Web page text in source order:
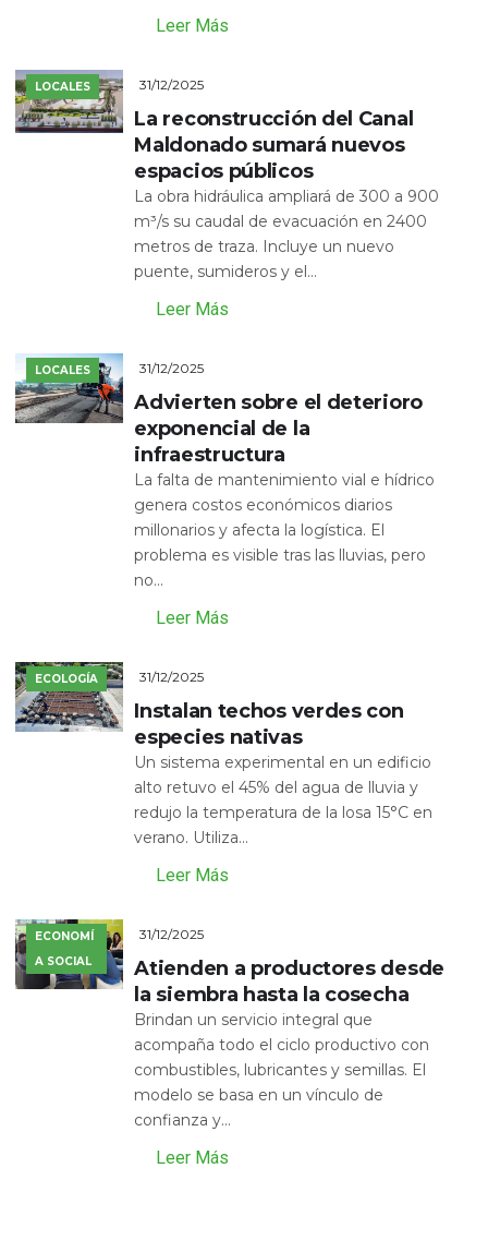
Leer Más
LOCALES 31/12/2025
La reconstrucción del Canal
Maldonado sumará nuevos
espacios públicos
La obra hidráulica ampliará de 300 a 900
m³/s su caudal de evacuación en 2400
metros de traza. Incluye un nuevo
puente, sumideros y el...
Leer Más
LOCALES 31/12/2025
Advierten sobre el deterioro
exponencial de la
infraestructura
La falta de mantenimiento vial e hídrico
genera costos económicos diarios
millonarios y afecta la logística. El
problema es visible tras las lluvias, pero
no...
Leer Más
ECOLOGÍA 31/12/2025
Instalan techos verdes con
especies nativas
Un sistema experimental en un edificio
alto retuvo el 45% del agua de lluvia y
redujo la temperatura de la losa 15°C en
verano. Utiliza...
Leer Más
ECONOMÍ
A SOCIAL
31/12/2025
Atienden a productores desde
la siembra hasta la cosecha
Brindan un servicio integral que
acompaña todo el ciclo productivo con
combustibles, lubricantes y semillas. El
modelo se basa en un vínculo de
confianza y...
Leer Más